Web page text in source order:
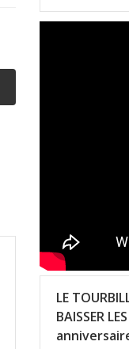
LE
BAISSER